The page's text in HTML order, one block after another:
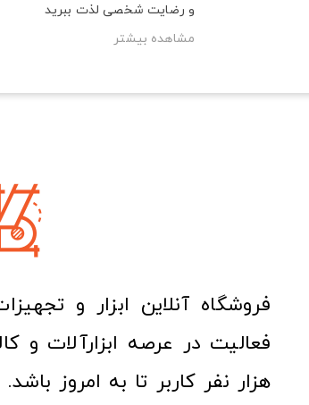
و رضایت شخصی لذت ببرید
مشاهده بیشتر
هزار نفر کاربر تا به امروز